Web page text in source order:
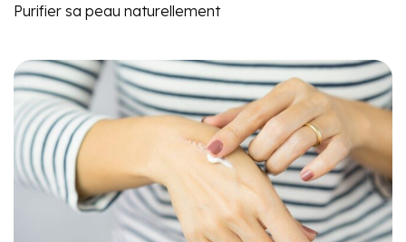
Purifier sa peau naturellement